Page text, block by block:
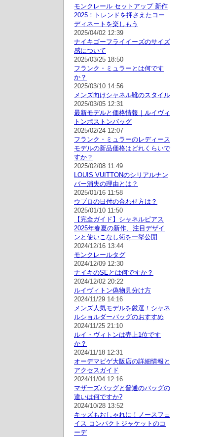
モンクレール セットアップ 新作
2025！トレンドを押さえたコー
ディネートを楽しもう
2025/04/02 12:39
ナイキゴーフライイーズのサイズ
感について
2025/03/25 18:50
フランク・ミュラーとは何です
か？
2025/03/10 14:56
メンズ向けシャネル靴のスタイル
2025/03/05 12:31
最新モデルと価格情報｜ルイヴィ
トンボストンバッグ
2025/02/24 12:07
フランク・ミュラーのレディース
モデルの新品価格はどれくらいで
すか？
2025/02/08 11:49
LOUIS VUITTONのシリアルナン
バー消失の理由とは？
2025/01/16 11:58
ウブロの日付の合わせ方は？
2025/01/10 11:50
【完全ガイド】シャネルピアス
2025年春夏の新作、注目デザイ
ンと使いこなし術を一挙公開
2024/12/16 13:44
モンクレールタグ
2024/12/09 12:30
ナイキのSEとは何ですか？
2024/12/02 20:22
ルイヴィトン偽物見分け方
2024/11/29 14:16
メンズ人気モデルを厳選！シャネ
ルショルダーバッグのおすすめ
2024/11/25 21:10
ルイ・ヴィトンは売上1位です
か？
2024/11/18 12:31
オーデマピゲ大阪店の詳細情報と
アクセスガイド
2024/11/04 12:16
マザーズバッグと普通のバッグの
違いは何ですか?
2024/10/28 13:52
キッズもおしゃれに！ノースフェ
イス コンパクトジャケットのコ
ーデ